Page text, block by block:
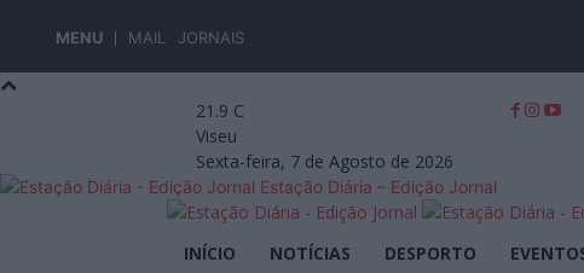
MENU MAIL JORNAIS
21.9 C
Viseu
Sexta-feira, 7 de Agosto de 2026
Estação Diária – Edição Jornal
INÍCIO NOTÍCIAS DESPORTO